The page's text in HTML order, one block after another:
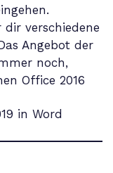
verschiedene
Angebot der
noch,
Office 2016